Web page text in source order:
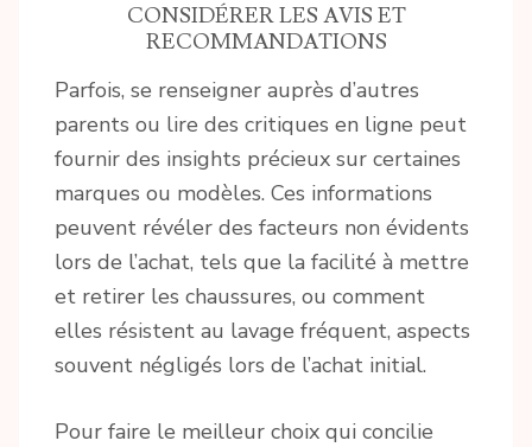
CONSIDÉRER LES AVIS ET
RECOMMANDATIONS
Parfois, se renseigner auprès d’autres
parents ou lire des critiques en ligne peut
fournir des insights précieux sur certaines
marques ou modèles. Ces informations
peuvent révéler des facteurs non évidents
lors de l’achat, tels que la facilité à mettre
et retirer les chaussures, ou comment
elles résistent au lavage fréquent, aspects
souvent négligés lors de l’achat initial.
Pour faire le meilleur choix qui concilie